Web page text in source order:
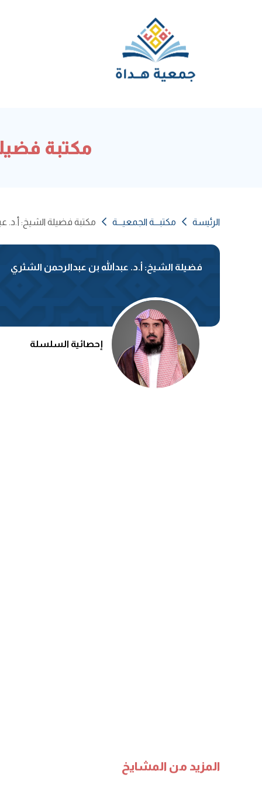
مكتبة
الرئيسة مكتبـــة الجمعيـــة مكتبة فضيلة الشيخ: أ.د.
فضيلة الشيخ: أ.د. عبدالله بن عبدالرحمن الشثري
إحصائية السلسلة
المزيد من المشايخ